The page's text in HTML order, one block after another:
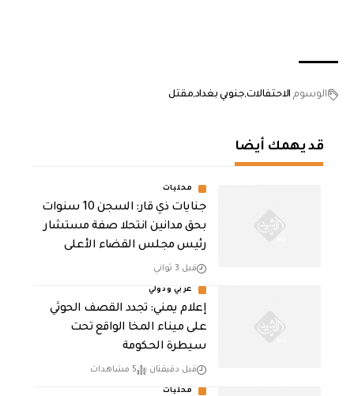
الوسوم الاحتفالاتجنوبي بغدادمقتل
قد يهمك أيضا
محليات
جنايات ذي قار: السجن 10 سنوات
بحق مدانين انتحلا صفة مستشار
رئيس مجلس القضاء الأعلى
قبل 3 ثواني
عربي ودولي
إعلام يمني: تجدد القصف الحوثي
على ميناء المخا الواقع تحت
سيطرة الحكومة
قبل دقيقتان 5 مشاهدات
محليات